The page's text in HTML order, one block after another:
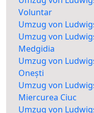
Voluntar
Umzug von
Umzug von
Medgidia
Umzug von
Onești
Umzug von
Miercurea Ciuc
Umzug von